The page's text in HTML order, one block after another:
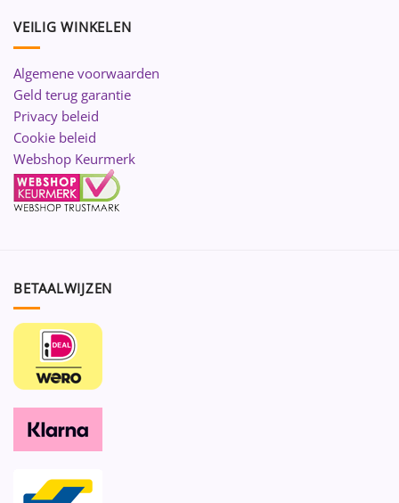
VEILIG WINKELEN
Algemene voorwaarden
Geld terug garantie
Privacy beleid
Cookie beleid
Webshop Keurmerk
BETAALWIJZEN